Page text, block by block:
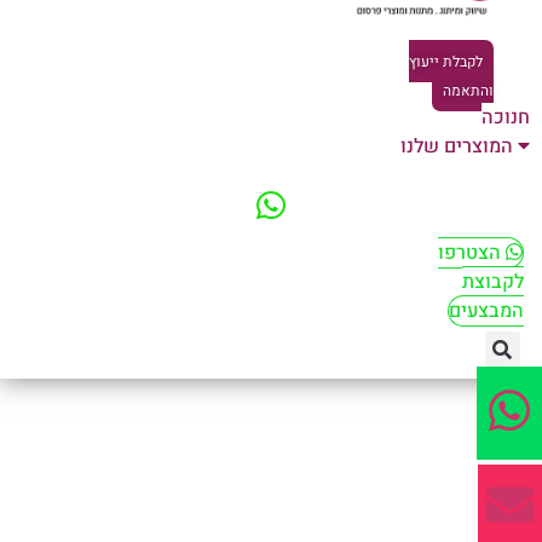
לקבלת ייעוץ
והתאמה
המוצרים שלנו
הצטרפו